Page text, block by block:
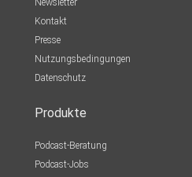
Newsletter
Kontakt
Presse
Nutzungsbedingungen
Datenschutz
Produkte
Podcast-Beratung
Podcast-Jobs